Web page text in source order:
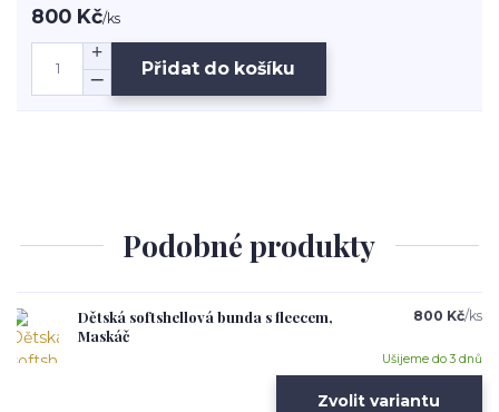
800 Kč/ks
Přidat do košíku
Podobné produkty
Dětská softshellová bunda s fleecem,
Maskáč
800 Kč/ks
Ušijeme do 3 dnů
Zvolit variantu